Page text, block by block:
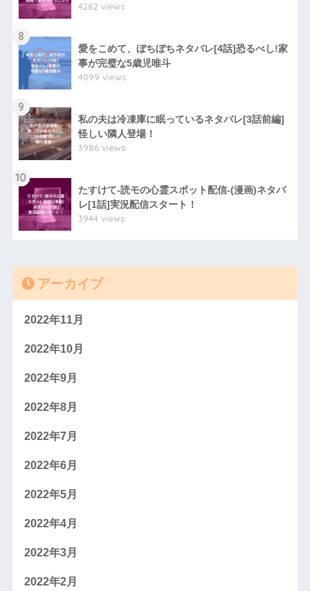
4282 views
8
愛をこめて、ぼちぼちネタバレ[4話]恐るべし!家
事が完璧な5歳児唯斗
4099 views
9
私の夫は冷凍庫に眠っているネタバレ[3話前編]
怪しい隣人登場！
3986 views
10
たすけて-読モの心霊スポット配信-(漫画)ネタバ
レ[1話]実況配信スタート！
3944 views
アーカイブ
2022年11月
2022年10月
2022年9月
2022年8月
2022年7月
2022年6月
2022年5月
2022年4月
2022年3月
2022年2月